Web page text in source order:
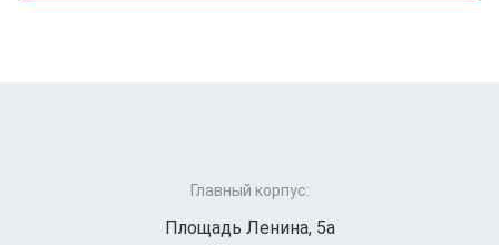
Главный корпус:
Площадь Ленина, 5а